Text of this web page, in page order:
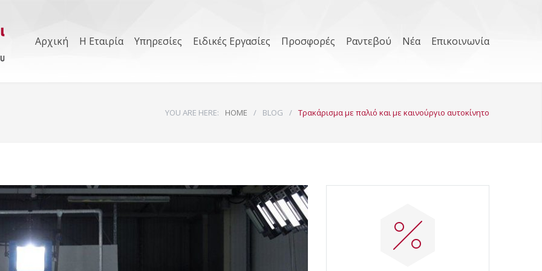
Αρχική Η Εταιρία Υπηρεσίες Ειδικές Εργασίες Προσφορές Ραντεβού Νέα Επικοινωνία
YOU ARE HERE: HOME / BLOG / Τρακάρισμα με παλιό και με καινούργιο αυτοκίνητο